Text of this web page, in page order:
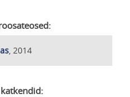
, 2014